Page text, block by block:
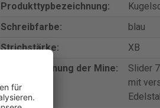
Produkttypbezeichnung:
Schreibfarbe:
blau
Strichstärke:
XB
Typbezeichnung der Mine:
Slider
mit